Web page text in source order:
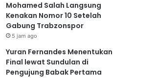
Mohamed Salah Langsung
Kenakan Nomor 10 Setelah
Gabung Trabzonspor
5 jam ago
Yuran Fernandes Menentukan
Final lewat Sundulan di
Pengujung Babak Pertama